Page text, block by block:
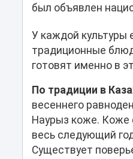
был объявлен
У каждой культуры
традиционные
готовят именно в
По традиции в
весеннего
Наурыз коже. Коже
весь следующий
Существует